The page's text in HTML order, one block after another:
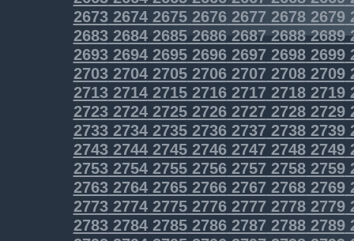
26732674267526762677 26782679
2683268426852686268726882689
2693269426952696269726982699
2703270427052706270727082709
2713271427152716271727182719
2723272427252726272727282729
2733273427352736273727382739
2743274427452746274727482749
2753275427552756275727582759
2763276427652766276727682769
2773277427752776277727782779
2783278427852786278727882789